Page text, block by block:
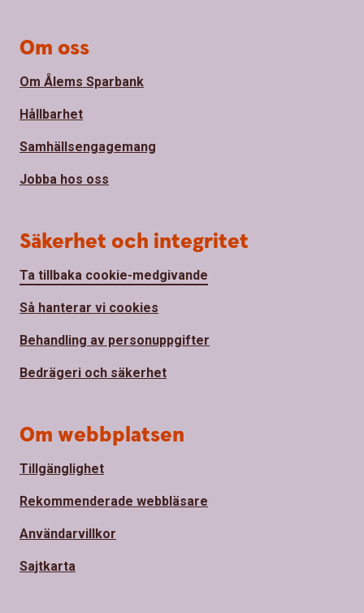
Om oss
Om Ålems Sparbank
Hållbarhet
Samhällsengagemang
Jobba hos oss
Säkerhet och integritet
Ta tillbaka cookie-medgivande
Så hanterar vi cookies
Behandling av personuppgifter
Bedrägeri och säkerhet
Om webbplatsen
Tillgänglighet
Rekommenderade webbläsare
Användarvillkor
Sajtkarta